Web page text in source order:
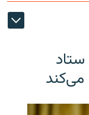
می‌کند